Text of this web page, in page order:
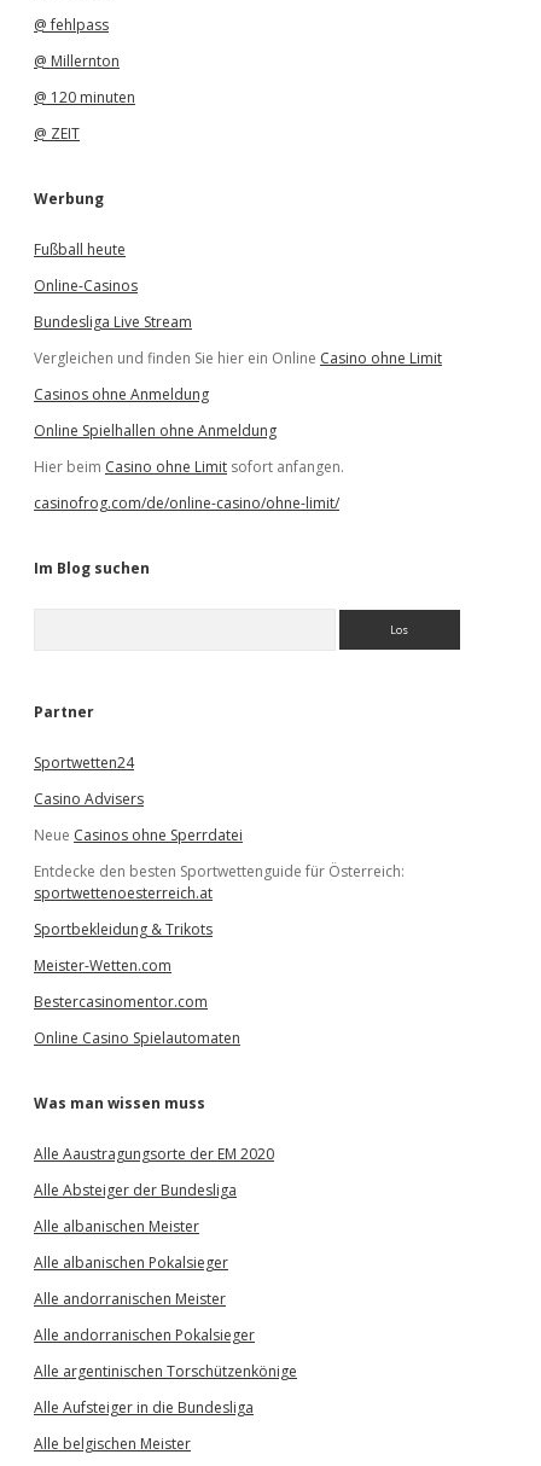
@ fehlpass
@ Millernton
@ 120 minuten
@ ZEIT
Werbung
Fußball heute
Online-Casinos
Bundesliga Live Stream
Vergleichen und finden Sie hier ein Online Casino ohne Limit
Casinos ohne Anmeldung
Online Spielhallen ohne Anmeldung
Hier beim Casino ohne Limit sofort anfangen.
casinofrog.com/de/online-casino/ohne-limit/
Im Blog suchen
e
Partner
Sportwetten24
Casino Advisers
Neue Casinos ohne Sperrdatei
Entdecke den besten Sportwettenguide für Österreich:
sportwettenoesterreich.at
Sportbekleidung & Trikots
Meister-Wetten.com
Bestercasinomentor.com
Online Casino Spielautomaten
Was man wissen muss
Alle Aaustragungsorte der EM 2020
Alle Absteiger der Bundesliga
Alle albanischen Meister
Alle albanischen Pokalsieger
Alle andorranischen Meister
Alle andorranischen Pokalsieger
Alle argentinischen Torschützenkönige
Alle Aufsteiger in die Bundesliga
Alle belgischen Meister